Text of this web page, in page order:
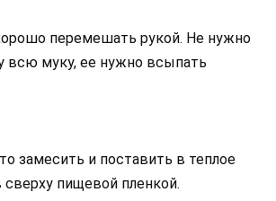
перемешать рукой. Не нужно
всю муку, ее нужно всыпать
замесить и поставить в теплое
пищевой пленкой.